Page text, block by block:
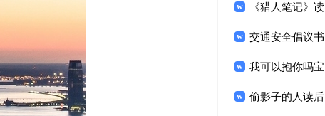
后感通用15篇
《猎人笔记》读
后感(15篇)
交通安全倡议书
15篇我可以抱你吗宝
贝读后感
偷影子的人读后